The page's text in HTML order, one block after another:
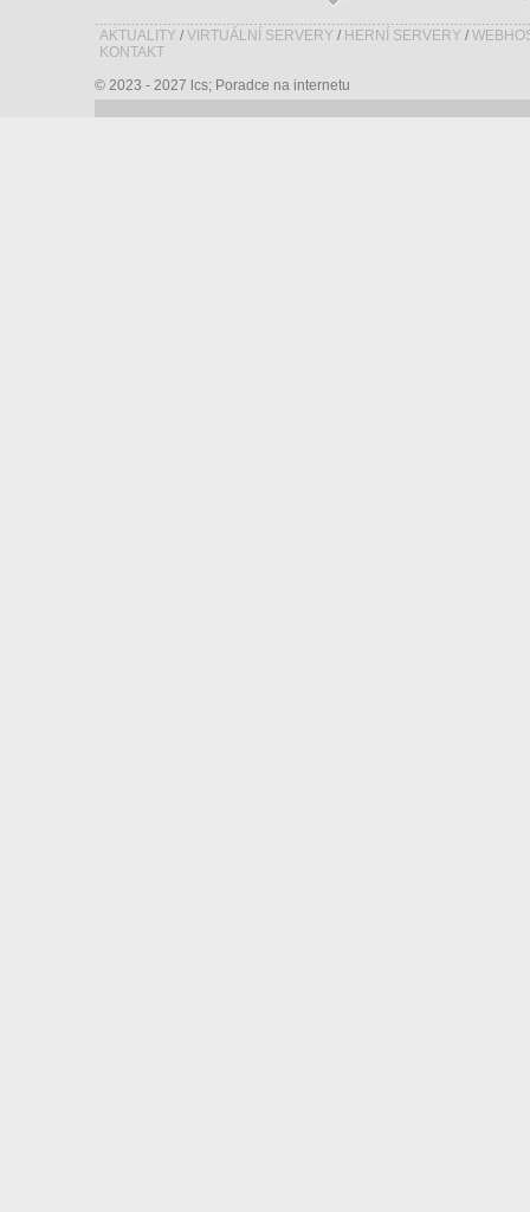
AKTUALITY / VIRTUÁLNÍ SERVERY / HERNÍ SERVERY /
KONTAKT
© 2023 - 2027 lcs; Poradce na internetu